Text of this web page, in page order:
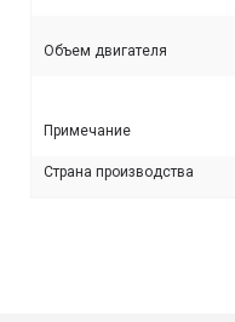
Объем двигателя
Примечание
Страна производства